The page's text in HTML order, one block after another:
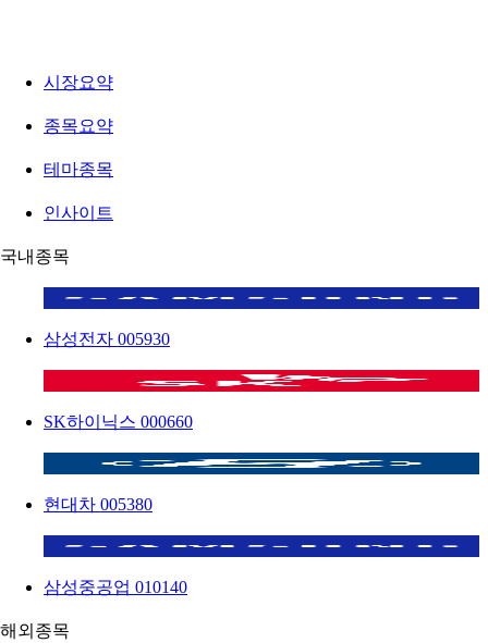
시장요약
종목요약
테마종목
인사이트
국내종목
삼성전자 005930
SK하이닉스 000660
현대차 005380
삼성중공업 010140
해외종목